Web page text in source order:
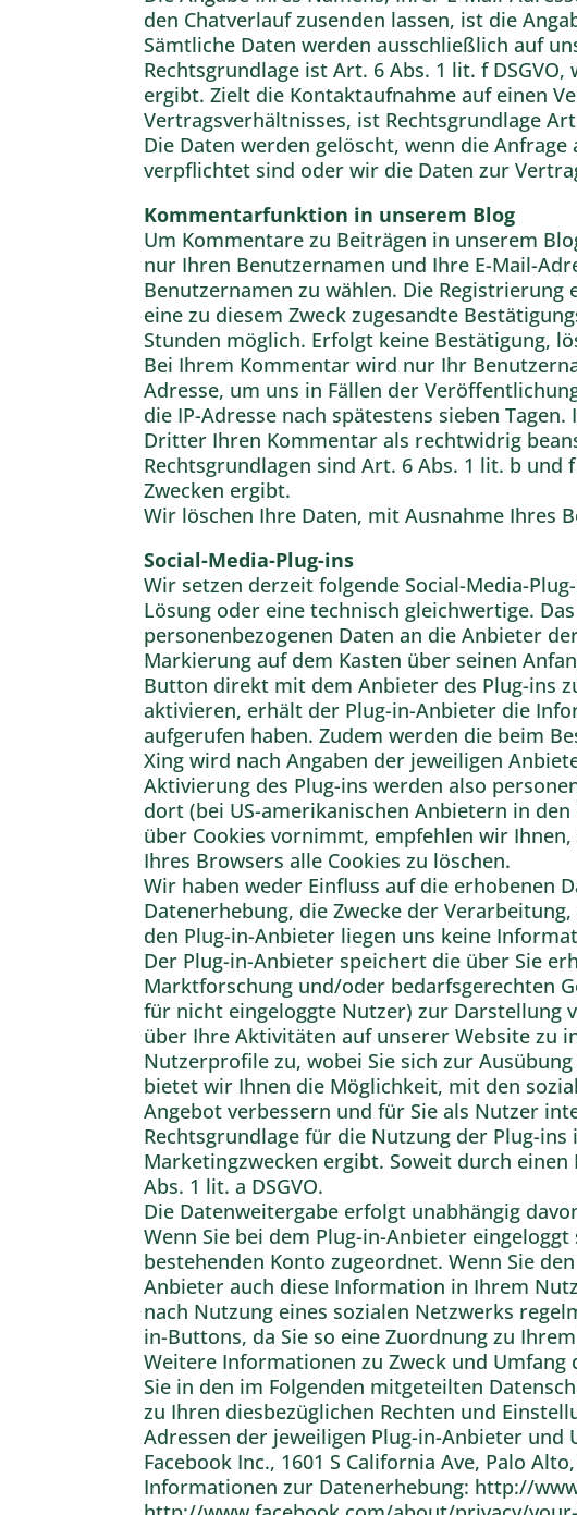
den Chatverlauf zusenden lassen, ist die
Sämtliche Daten werden ausschließlich auf
Rechtsgrundlage ist Art. 6 Abs. 1 lit. f
ergibt. Zielt die Kontaktaufnahme auf einen
Vertragsverhältnisses, ist Rechtsgrundlage
Die Daten werden gelöscht, wenn die
verpflichtet sind oder wir die Daten zur
Kommentarfunktion in unserem Blog
Um Kommentare zu Beiträgen in unserem
nur Ihren Benutzernamen und Ihre E-Mail-
Benutzernamen zu wählen. Die
eine zu diesem Zweck zugesandte
Stunden möglich. Erfolgt keine Bestätigung,
Bei Ihrem Kommentar wird nur Ihr
Adresse, um uns in Fällen der
die IP-Adresse nach spätestens sieben
Dritter Ihren Kommentar als rechtwidrig
Rechtsgrundlagen sind Art. 6 Abs. 1 lit. b und
Zwecken ergibt.
Wir löschen Ihre Daten, mit Ausnahme Ihres
Social-Media-Plug-ins
Wir setzen derzeit folgende Social-Media-
Lösung oder eine technisch gleichwertige.
personenbezogenen Daten an die Anbieter
Markierung auf dem Kasten über seinen
Button direkt mit dem Anbieter des Plug-ins
aktivieren, erhält der Plug-in-Anbieter die
aufgerufen haben. Zudem werden die beim
Xing wird nach Angaben der jeweiligen
Aktivierung des Plug-ins werden also
dort (bei US-amerikanischen Anbietern in
über Cookies vornimmt, empfehlen wir
Ihres Browsers alle Cookies zu löschen.
Wir haben weder Einfluss auf die erhobenen
Datenerhebung, die Zwecke der
den Plug-in-Anbieter liegen uns keine
Der Plug-in-Anbieter speichert die über Sie
Marktforschung und/oder bedarfsgerechten
für nicht eingeloggte Nutzer) zur Darstellung
über Ihre Aktivitäten auf unserer Website zu
Nutzerprofile zu, wobei Sie sich zur
bietet wir Ihnen die Möglichkeit, mit den
Angebot verbessern und für Sie als Nutzer
Rechtsgrundlage für die Nutzung der Plug-
Marketingzwecken ergibt. Soweit durch
Abs. 1 lit. a DSGVO.
Die Datenweitergabe erfolgt unabhängig
Wenn Sie bei dem Plug-in-Anbieter
bestehenden Konto zugeordnet. Wenn Sie
Anbieter auch diese Information in Ihrem
nach Nutzung eines sozialen Netzwerks
in-Buttons, da Sie so eine Zuordnung zu
Weitere Informationen zu Zweck und
Sie in den im Folgenden mitgeteilten
zu Ihren diesbezüglichen Rechten und
Adressen der jeweiligen Plug-in-Anbieter und
Facebook Inc., 1601 S California Ave, Palo
Informationen zur Datenerhebung: http://